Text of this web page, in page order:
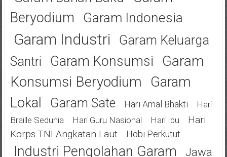
Beryodium
Garam Indonesia
Garam Industri
Garam Keluarga
Santri
Garam Konsumsi
Garam
Konsumsi Beryodium
Garam
Lokal
Garam Sate Hari Amal Bhakti
Hari
Braille Sedunia
Hari Guru Nasional Hari Ibu
Hari
Korps TNI Angkatan Laut
Hobi Perkutut
Industri Pengolahan Garam Jawa